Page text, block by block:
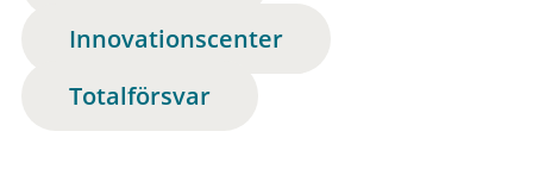
Innovationscenter
Totalförsvar